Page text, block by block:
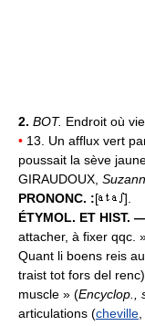
2. BOT. Endroit où
• 13. Un afflux vert
poussait la sève
GIRAUDOUX,
PRONONC. :[
].
ÉTYMOL. ET HIST.
attacher, à fixer qqc.
Quant li boens reis
traist tot fors del
muscle » (Encyclop.,
articulations (cheville,